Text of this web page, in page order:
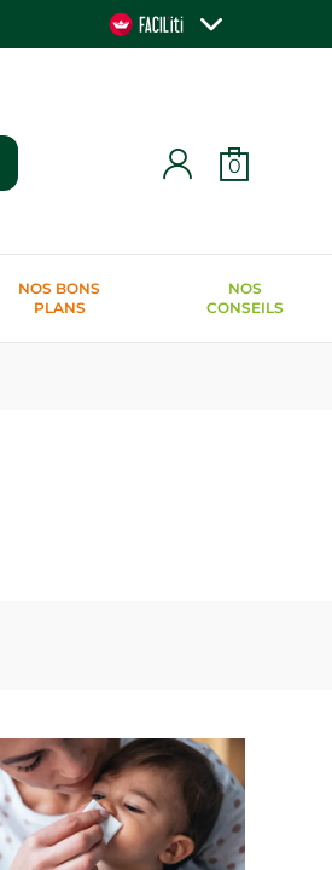
0
NOS BONS
PLANS
NOS
CONSEILS